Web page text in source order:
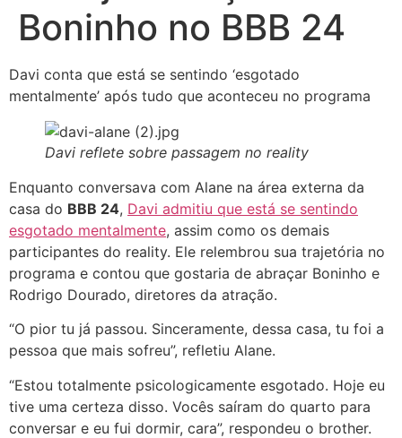
Boninho no BBB 24
Davi conta que está se sentindo ‘esgotado
mentalmente’ após tudo que aconteceu no programa
Davi reflete sobre passagem no reality
Enquanto conversava com Alane na área externa da
casa do BBB 24, Davi admitiu que está se sentindo
esgotado mentalmente, assim como os demais
participantes do reality. Ele relembrou sua trajetória no
programa e contou que gostaria de abraçar Boninho e
Rodrigo Dourado, diretores da atração.
“O pior tu já passou. Sinceramente, dessa casa, tu foi a
pessoa que mais sofreu”, refletiu Alane.
“Estou totalmente psicologicamente esgotado. Hoje eu
tive uma certeza disso. Vocês saíram do quarto para
conversar e eu fui dormir, cara”, respondeu o brother.